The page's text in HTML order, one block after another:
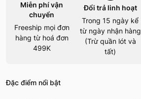
Miễn phí vận
chuyển
Freeship mọi đơn
hàng từ hoá đơn
499K
Đổi trả linh hoạt
Trong 15 ngày kể
từ ngày nhận hàng
(Trừ quần lót và
tất)
Đặc điểm nổi bật